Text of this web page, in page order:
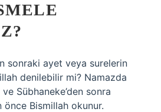
sonraki ayet veya surelerin
denilebilir mi? Namazda
Sübhaneke’den sonra
önce Bismillah okunur.